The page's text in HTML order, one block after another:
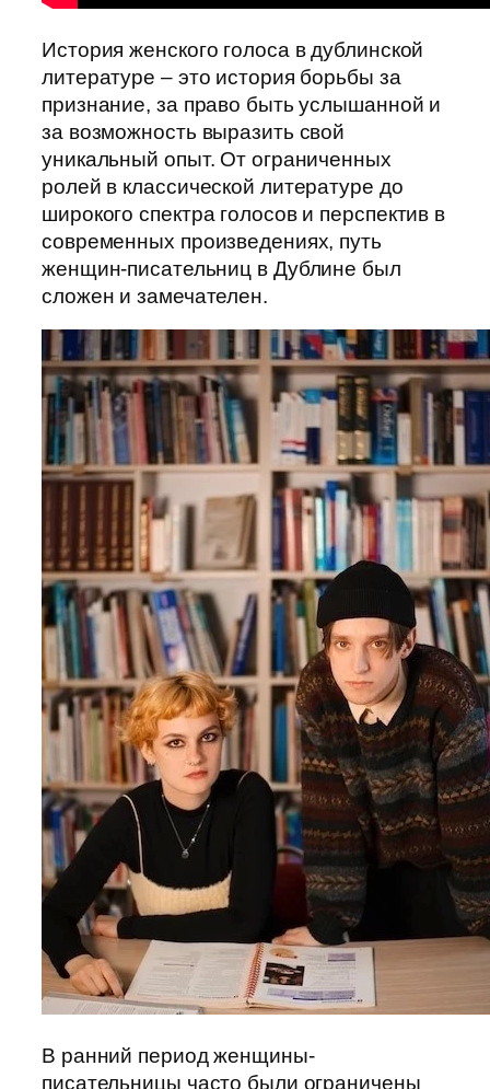
История женского голоса в дублинской
литературе – это история борьбы за
признание, за право быть услышанной и
за возможность выразить свой
уникальный опыт. От ограниченных
ролей в классической литературе до
широкого спектра голосов и перспектив в
современных произведениях, путь
женщин-писательниц в Дублине был
сложен и замечателен.
В ранний период женщины-
писательницы часто были ограничены